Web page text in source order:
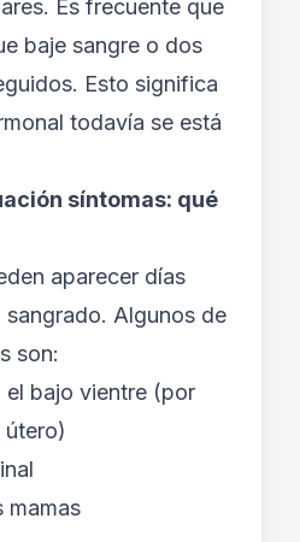
Es frecuente que
baje sangre o dos
Esto significa
todavía se está
síntomas: qué
aparecer días
sangrado. Algunos de
son:
bajo vientre (por
mamas